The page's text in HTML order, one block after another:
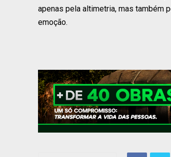
apenas pela altimetria, mas também
emoção.